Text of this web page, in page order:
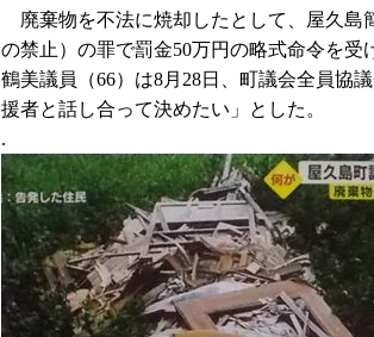
廃棄物を不法に焼却したとして、屋久島
の禁止）の罪で罰金50万円の略式命令を
鶴美議員（66）は8月28日、町議会全員協
援者と話し合って決めたい」とした。
.